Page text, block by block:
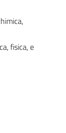
fisica, e